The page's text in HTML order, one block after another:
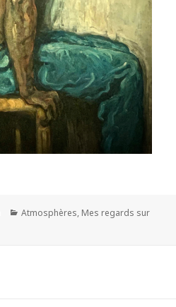
Categories
Atmosphères, Mes regards sur